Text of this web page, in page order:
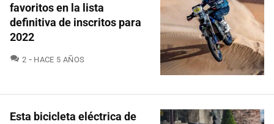
favoritos en la lista
definitiva de inscritos para
2022
2 COMENTARIOS
HACE 5 AÑOS
Esta bicicleta eléctrica de